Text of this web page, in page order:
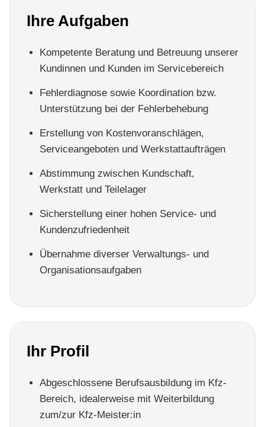
Ihre Aufgaben
Kompetente Beratung und Betreuung unserer
Kundinnen und Kunden im Servicebereich
Fehlerdiagnose sowie Koordination bzw.
Unterstützung bei der Fehlerbehebung
Erstellung von Kostenvoranschlägen,
Serviceangeboten und Werkstattaufträgen
Abstimmung zwischen Kundschaft,
Werkstatt und Teilelager
Sicherstellung einer hohen Service- und
Kundenzufriedenheit
Übernahme diverser Verwaltungs- und
Organisationsaufgaben
Ihr Profil
Abgeschlossene Berufsausbildung im Kfz-
Bereich, idealerweise mit Weiterbildung
zum/zur Kfz-Meister:in